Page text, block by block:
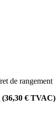
de rangement
€ TVAC)